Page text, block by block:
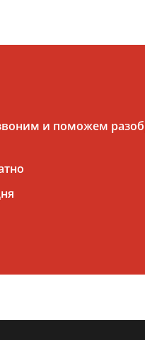
и поможем